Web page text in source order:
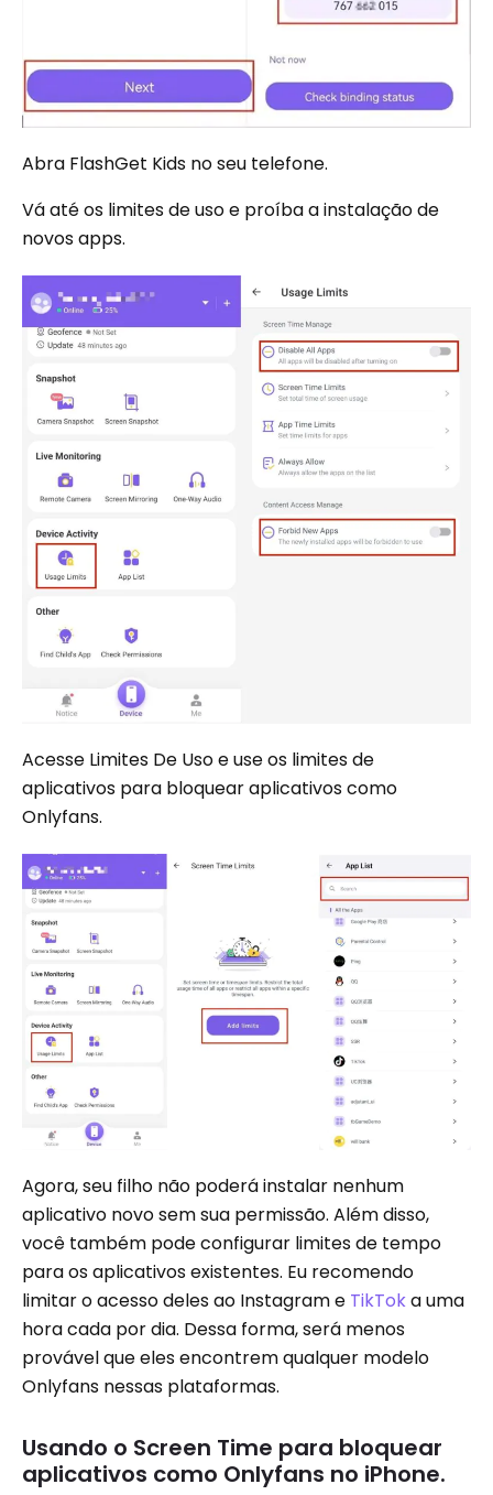
Abra FlashGet Kids no seu telefone.
Vá até os limites de uso e proíba a instalação de
novos apps.
Acesse Limites De Uso e use os limites de
aplicativos para bloquear aplicativos como
Onlyfans.
Agora, seu filho não poderá instalar nenhum
aplicativo novo sem sua permissão. Além disso,
você também pode configurar limites de tempo
para os aplicativos existentes. Eu recomendo
limitar o acesso deles ao Instagram e TikToka uma
hora cada por dia. Dessa forma, será menos
provável que eles encontrem qualquer modelo
Onlyfans nessas plataformas.
Usando o Screen Time para bloquear
aplicativos como Onlyfans no iPhone.